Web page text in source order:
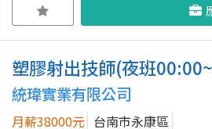
塑膠射出技師(夜班
統瑋實業有限公司
月薪38000元 台南市永康區